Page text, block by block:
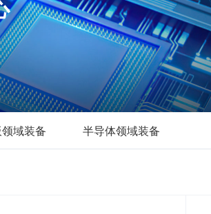
域装备 半导体领域装备